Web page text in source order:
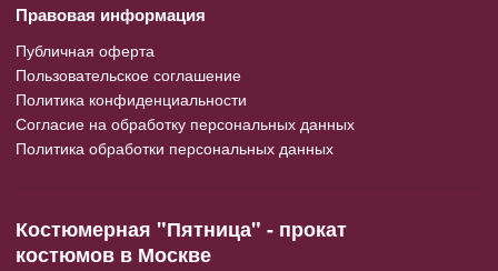
Правовая информация
Публичная оферта
Пользовательское соглашение
Политика конфиденциальности
Согласие на обработку персональных данных
Политика обработки персональных данных
Костюмерная "Пятница" - прокат
костюмов в Москве